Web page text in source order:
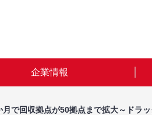
企業情報
で回収拠点が50拠点まで拡大～ドラ